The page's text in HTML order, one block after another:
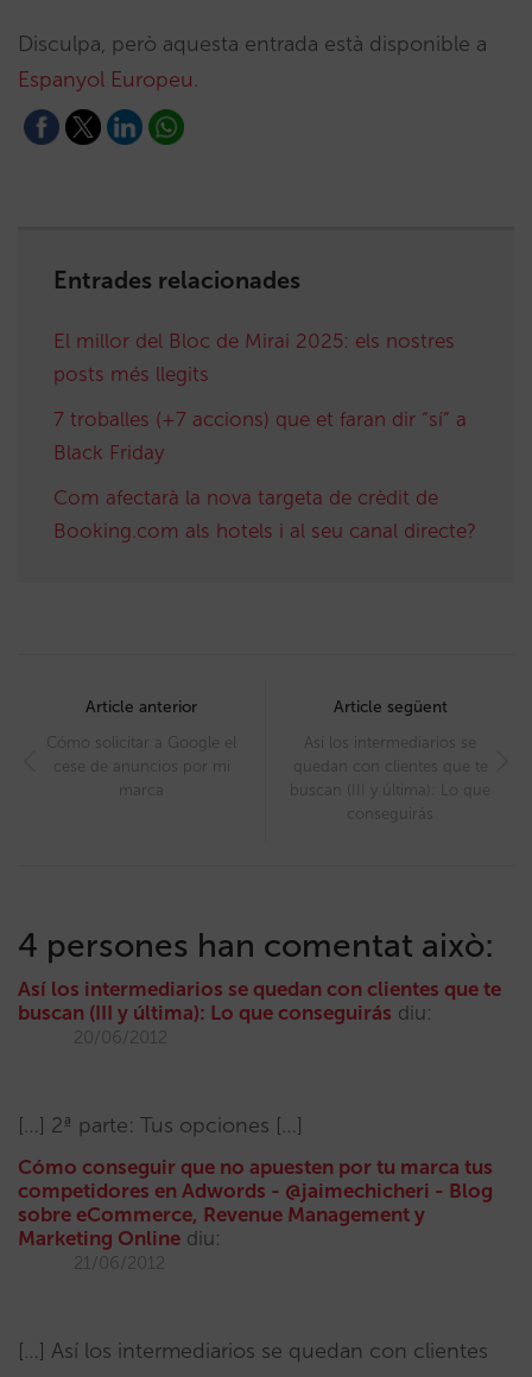
Disculpa, però aquesta entrada està disponible a
Espanyol Europeu.
Entrades relacionades
El millor del Bloc de Mirai 2025: els nostres
posts més llegits
7 troballes (+7 accions) que et faran dir “sí” a
Black Friday
Com afectarà la nova targeta de crèdit de
Booking.com als hotels i al seu canal directe?
navigation
Article anterior
Cómo solicitar a Google el
cese de anuncios por mi
marca
Article següent
Así los intermediarios se
quedan con clientes que te
buscan (III y última): Lo que
conseguirás
4 persones han comentat això:
Así los intermediarios se quedan con clientes que te
buscan (III y última): Lo que conseguirás diu:
20/06/2012
[…] 2ª parte: Tus opciones […]
Cómo conseguir que no apuesten por tu marca tus
competidores en Adwords - @jaimechicheri - Blog
sobre eCommerce, Revenue Management y
Marketing Online diu:
21/06/2012
[…] Así los intermediarios se quedan con clientes